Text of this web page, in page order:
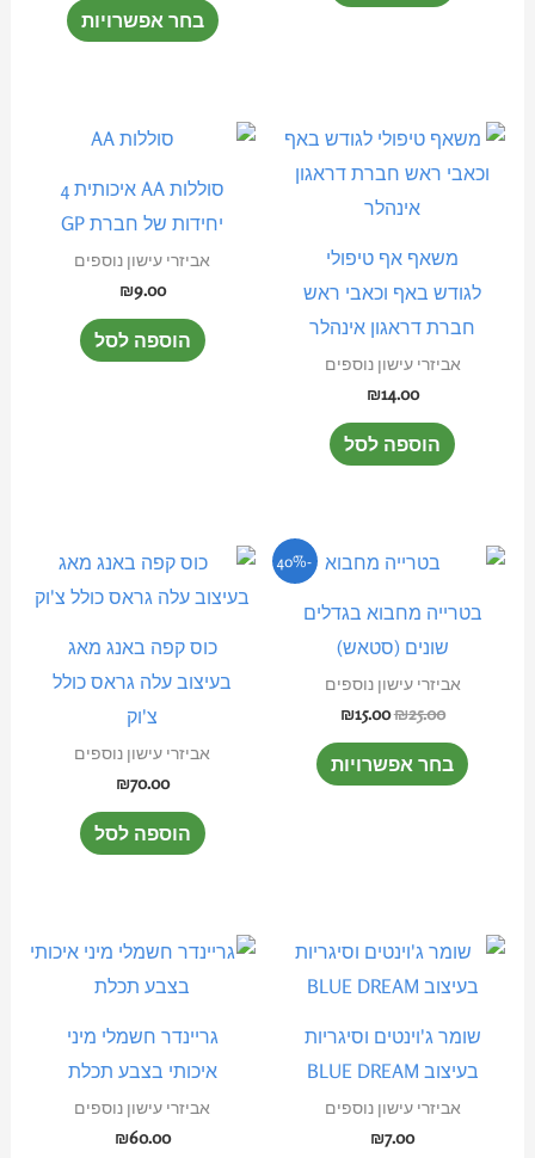
בחר אפשרויות את
משאף אף טיפולי
לגודש באף וכאבי ראש
חברת דראגון אינהלר
אביזרי עישון נוספים
₪14.00
הוספה לסל
סוללות AA איכותית 4
יחידות של חברת GP
אביזרי עישון נוספים
₪9.00
הוספה לסל
-40%
בטרייה מחבוא בגדלים
שונים (סטאש)
אביזרי עישון נוספים
₪25.00
המחיר
₪25.00.
₪15.00
המחיר
הנוכחי
₪15.00.
בחר אפשרויות
למוצר
לבחור
כוס קפה באנג מאג
בעיצוב עלה גראס כולל
צ'וק
אביזרי עישון נוספים
₪70.00
הוספה לסל
שומר ג'וינטים וסיגריות
בעיצוב BLUE DREAM
אביזרי עישון נוספים
₪7.00
גריינדר חשמלי מיני
איכותי בצבע תכלת
אביזרי עישון נוספים
₪60.00